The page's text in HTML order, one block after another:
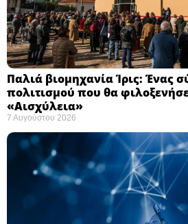
Παλιά βιομηχανία Ίρις: Ένας
πολιτισμού που θα
«Αισχύλεια» ​
7 Αυγούστου 2026